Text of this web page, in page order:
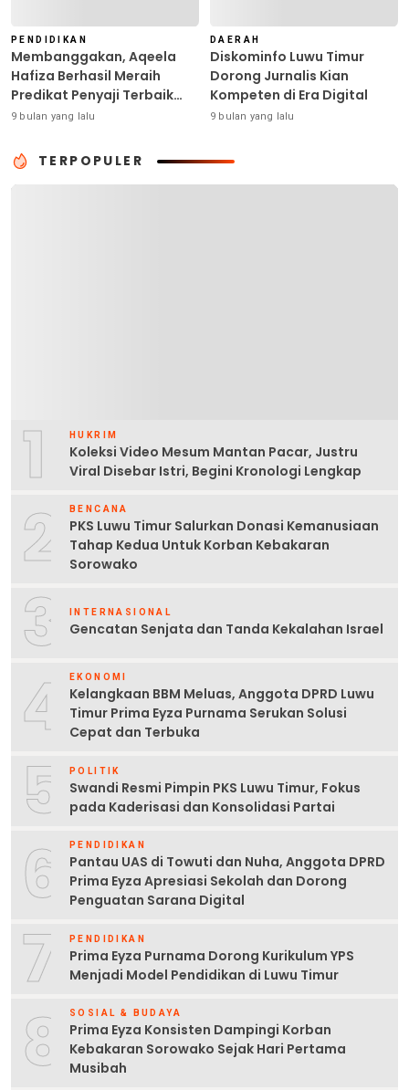
PENDIDIKAN
Membanggakan, Aqeela
Hafiza Berhasil Meraih
Predikat Penyaji Terbaik
pada Bina Talenta
9 bulan yang lalu
DAERAH
Diskominfo Luwu Timur
Dorong Jurnalis Kian
Kompeten di Era Digital
9 bulan yang lalu
TERPOPULER
1 HUKRIM
Koleksi Video Mesum Mantan Pacar, Justru
Viral Disebar Istri, Begini Kronologi Lengkap
2 BENCANA
PKS Luwu Timur Salurkan Donasi Kemanusiaan
Tahap Kedua Untuk Korban Kebakaran
Sorowako
3 INTERNASIONAL
Gencatan Senjata dan Tanda Kekalahan Israel
4 EKONOMI
Kelangkaan BBM Meluas, Anggota DPRD Luwu
Timur Prima Eyza Purnama Serukan Solusi
Cepat dan Terbuka
5 POLITIK
Swandi Resmi Pimpin PKS Luwu Timur, Fokus
pada Kaderisasi dan Konsolidasi Partai
6 PENDIDIKAN
Pantau UAS di Towuti dan Nuha, Anggota DPRD
Prima Eyza Apresiasi Sekolah dan Dorong
Penguatan Sarana Digital
7 PENDIDIKAN
Prima Eyza Purnama Dorong Kurikulum YPS
Menjadi Model Pendidikan di Luwu Timur
8 SOSIAL & BUDAYA
Prima Eyza Konsisten Dampingi Korban
Kebakaran Sorowako Sejak Hari Pertama
Musibah